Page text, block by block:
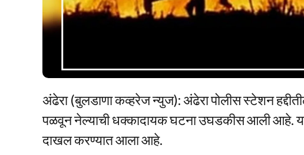
अंढेरा (बुलडाणा कव्हरेज न्युज): अंढेरा पोलीस स्टेशन
पळवून नेल्याची धक्कादायक घटना उघडकीस आली आहे. या
दाखल करण्यात आला आहे.